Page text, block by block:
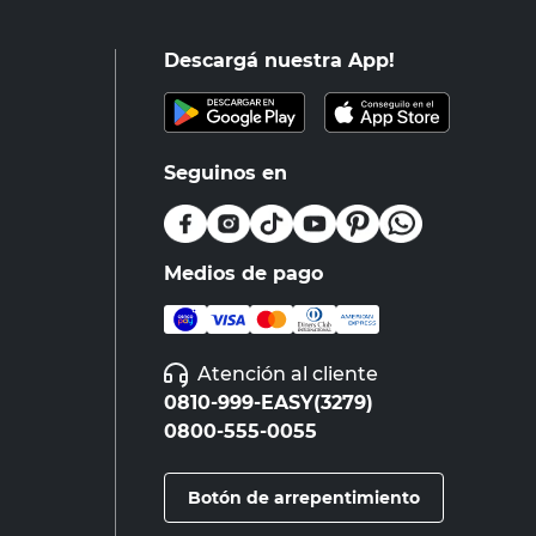
Descargá nuestra App!
Seguinos en
Medios de pago
Atención al cliente
0810-999-EASY(3279)
0800-555-0055
Botón de arrepentimiento